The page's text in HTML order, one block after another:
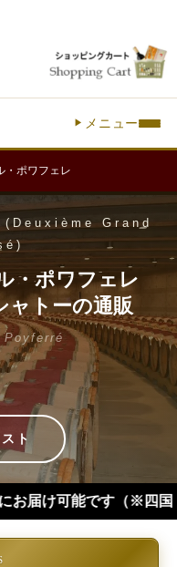
メニュー
・ポワフェレ
Grand
・ポワフェレ
ャトーの通販
ト
※四国・中国・九州・